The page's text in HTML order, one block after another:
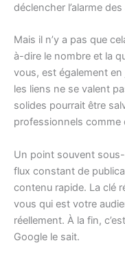
déclencher l’alarme
Mais il n’y a pas que
à-dire le nombre et la
vous, est également
les liens ne se valent
solides pourrait être
professionnels comme
Un point souvent
flux constant de
contenu rapide. La clé
vous qui est votre
réellement. À la fin,
Google le sait.